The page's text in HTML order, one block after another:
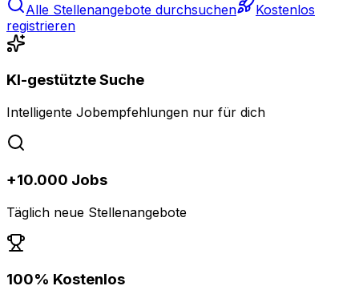
Alle Stellenangebote durchsuchen
Kostenlos
registrieren
KI-gestützte Suche
Intelligente Jobempfehlungen nur für dich
+10.000 Jobs
Täglich neue Stellenangebote
100% Kostenlos